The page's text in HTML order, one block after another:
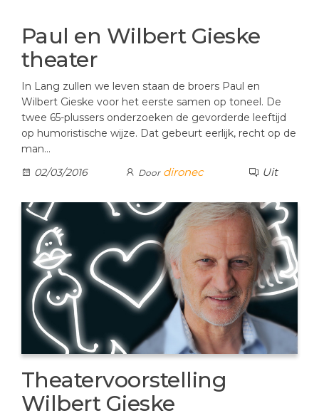
Paul en Wilbert Gieske
theater
In Lang zullen we leven staan de broers Paul en
Wilbert Gieske voor het eerste samen op toneel. De
twee 65-plussers onderzoeken de gevorderde leeftijd
op humoristische wijze. Dat gebeurt eerlijk, recht op de
man…
02/03/2016
Door dironec Uit
Theatervoorstelling
Wilbert Gieske